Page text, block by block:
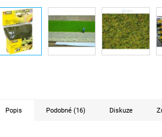
Popis Podobné (16) Diskuze